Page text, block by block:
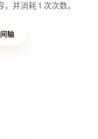
并消耗 1 次次数。
轴